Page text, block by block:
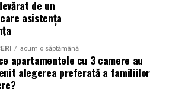
de particule;
a sistemului antipoluare.
pentru reducerea riscului
USVO 5W30
de un
asistența
acum o săptămână
apartamentele cu 3 camere au
alegerea preferată a familiilor